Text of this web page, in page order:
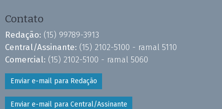
Contato
Redação: (15) 99789-3913
Central/Assinante: (15) 2102-5100 - ramal 5110
Comercial: (15) 2102-5100 - ramal 5060
Enviar e-mail para Redação
Enviar e-mail para Central/Assinante